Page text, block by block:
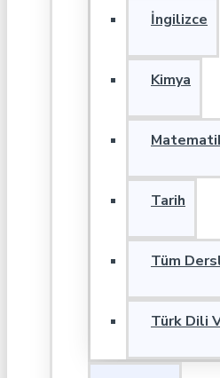
İngilizce
Kimya
Tarih
Tüm
Türk Dili